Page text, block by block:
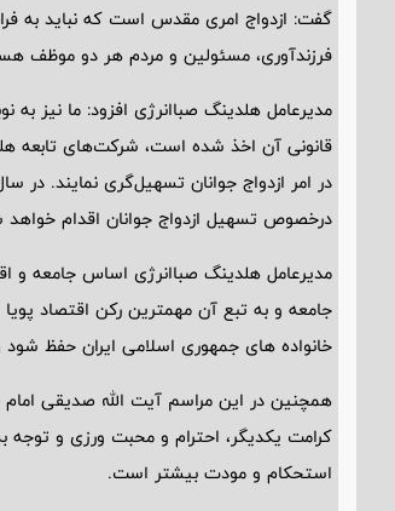
گفت: ازدواج امری مقدس است که نباید به
فرزندآوری، مسئولین و مردم هر دو موظف
مدیرعامل هلدینگ صباانرژی افزود: ما نیز
قانونی آن اخذ شده است، شرکت‌های تابعه
در امر ازدواج جوانان تسهیل‌گری نمایند.
درخصوص تسهیل ازدواج جوانان اقدام
مدیرعامل هلدینگ صباانرژی اساس جامعه و
جامعه و به تبع آن مهمترین رکن اقتصاد
خانواده های جمهوری اسلامی ایران حفظ شود و
همچنین در این مراسم آیت الله صدیقی
کرامت یکدیگر، احترام و محبت ورزی و توجه
استحکام و مودت بیشتر است.